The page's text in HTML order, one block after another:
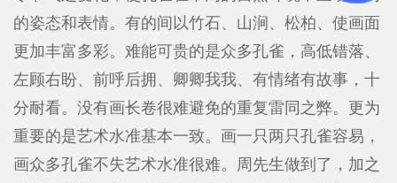
的姿态和表情。有的间以竹石、山涧、松柏、使画面
更加丰富多彩。难能可贵的是众多孔雀，高低错落、
左顾右盼、前呼后拥、卿卿我我、有情绪有故事，十
分耐看。没有画长卷很难避免的重复雷同之弊。更为
重要的是艺术水准基本一致。画一只两只孔雀容易，
画众多孔雀不失艺术水准很难。周先生做到了，加之